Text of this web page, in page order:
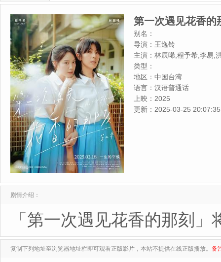
第一次遇见花香的
别名：
导演： 王逸铃
主演： 林辰唏,程予希,李易,
类型：
地区： 中国台湾
语言： 汉语普通话
上映： 2025
更新： 2025-03-25 20:07:35
剧情介绍：
「第一次遇见花香的那刻
复制下列地址至浏览器地址栏即可观看正版影片，本站不提供在线正版播放。 备